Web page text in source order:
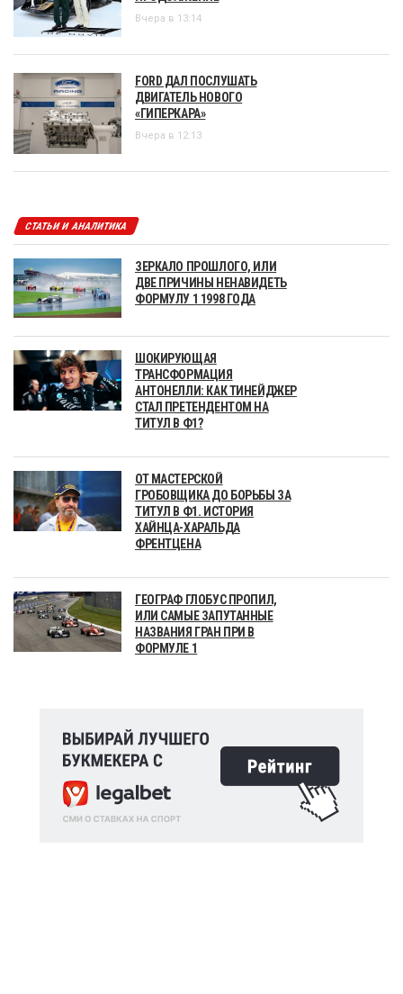
Вчера в 13:14
FORD ДАЛ ПОСЛУШАТЬ
ДВИГАТЕЛЬ НОВОГО
«ГИПЕРКАРА»
Вчера в 12:13
СТАТЬИ И АНАЛИТИКА
ЗЕРКАЛО ПРОШЛОГО, ИЛИ
ДВЕ ПРИЧИНЫ НЕНАВИДЕТЬ
ФОРМУЛУ 1 1998 ГОДА
ШОКИРУЮЩАЯ
ТРАНСФОРМАЦИЯ
АНТОНЕЛЛИ: КАК ТИНЕЙДЖЕР
СТАЛ ПРЕТЕНДЕНТОМ НА
ТИТУЛ В Ф1?
ОТ МАСТЕРСКОЙ
ГРОБОВЩИКА ДО БОРЬБЫ ЗА
ТИТУЛ В Ф1. ИСТОРИЯ
ХАЙНЦА-ХАРАЛЬДА
ФРЕНТЦЕНА
ГЕОГРАФ ГЛОБУС ПРОПИЛ,
ИЛИ САМЫЕ ЗАПУТАННЫЕ
НАЗВАНИЯ ГРАН ПРИ В
ФОРМУЛЕ 1